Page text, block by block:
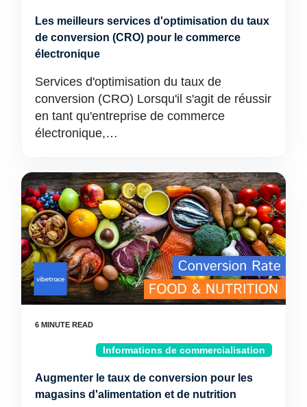
Les meilleurs services d'optimisation du taux
de conversion (CRO) pour le commerce
électronique
Services d'optimisation du taux de
conversion (CRO) Lorsqu'il s'agit de réussir
en tant qu'entreprise de commerce
électronique,…
Informations de commercialisation
Augmenter le taux de conversion pour les
magasins d'alimentation et de nutrition